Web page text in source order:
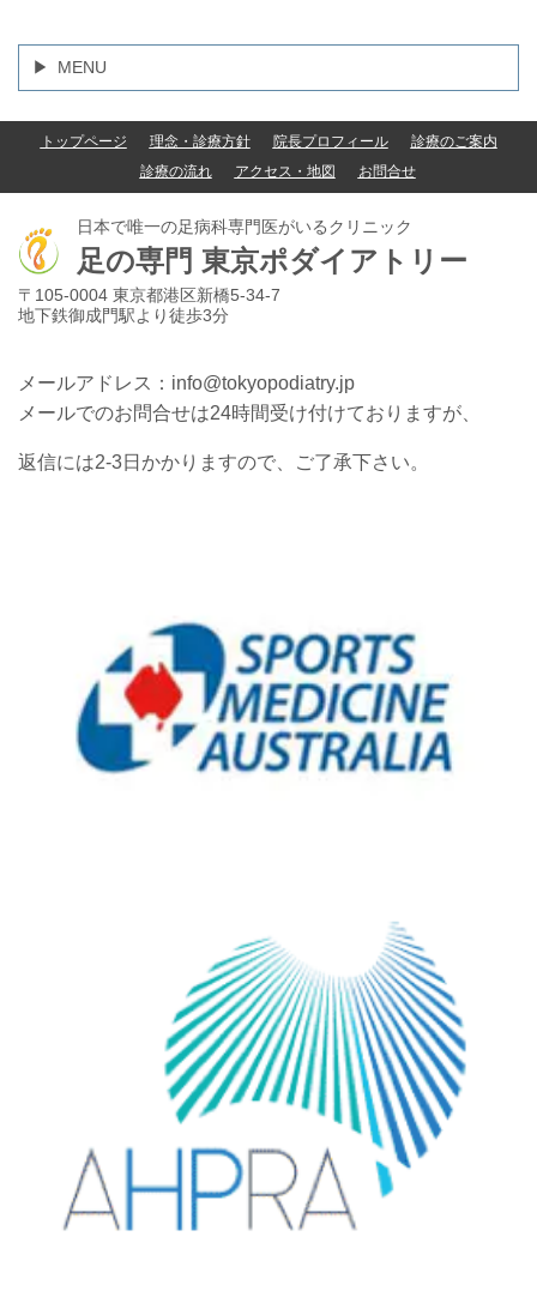
MENU
トップページ 理念・診療方針 院長プロフィール
診療のご案内
診療の流れ
アクセス・地図 お問合せ
日本で唯一の足病科専門医がいるクリニック
足の専門 東京ポダイアトリー
〒105-0004 東京都港区新橋5-34-7
地下鉄御成門駅より徒歩3分
メールアドレス：info@tokyopodiatry.jp
メールでのお問合せは24時間受け付けておりますが、
返信には2-3日かかりますので、ご了承下さい。